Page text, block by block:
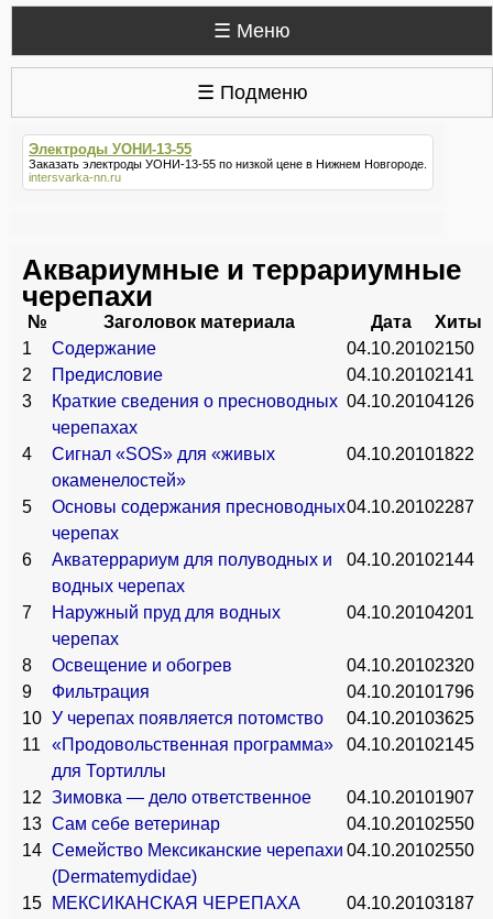
☰ Меню
☰ Подменю
Электроды УОНИ-13-55
Заказать электроды УОНИ-13-55 по низкой цене в Нижнем Новгороде.
intersvarka-nn.ru
Аквариумные и террариумные
черепахи
№ Заголовок материала Дата
Хиты
1
Содержание 04.10.20102150
2
Предисловие 04.10.20102141
3
Краткие сведения о пресноводных
черепахах
04.10.20104126
4
Сигнал «SOS» для «живых
окаменелостей»
04.10.20101822
5
Основы содержания пресноводных
черепах
04.10.20102287
6
Акватеррариум для полуводных и
водных черепах
04.10.20102144
7
Наружный пруд для водных
черепах
04.10.20104201
8 Освещение и обогрев 04.10.20102320
9
Фильтрация 04.10.20101796
10 У черепах появляется потомство 04.10.20103625
11
«Продовольственная программа»
для Тортиллы
04.10.20102145
12 Зимовка — дело ответственное 04.10.20101907
13 Сам себе ветеринар 04.10.20102550
14 Семейство Мексиканские черепахи
(Dermatemydidae)
04.10.20102550
15
МЕКСИКАНСКАЯ ЧЕРЕПАХА
04.10.20103187